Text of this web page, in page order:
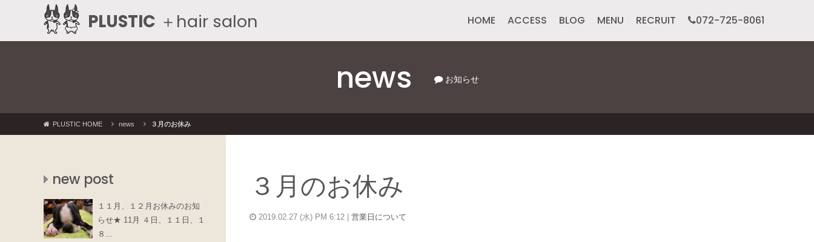
PLUSTIC ＋hair salon HOME ACCESS BLOG MENU RECRUIT 072-725-8061
news お知らせ
PLUSTIC HOME news ３月のお休み
３月のお休み
2019.02.27 (水) PM 6:12 | 営業日について
new post
１１月、１２月お休みのお知
らせ★ 11月 ４日、１１日、１
８...